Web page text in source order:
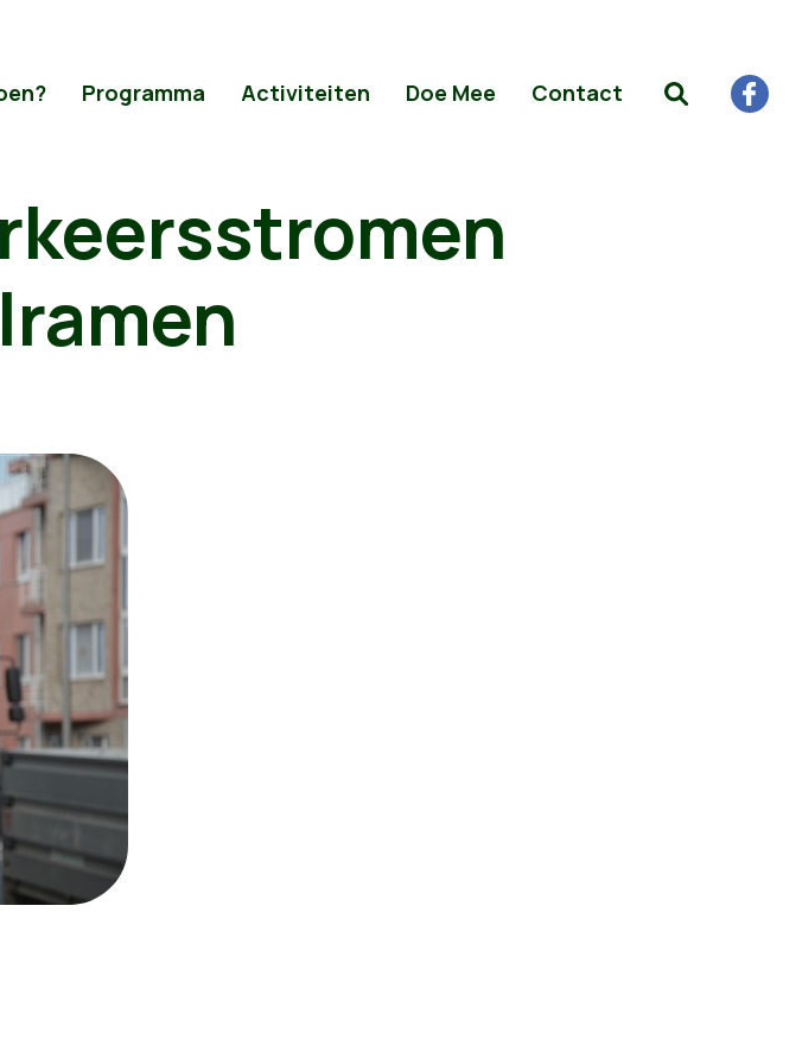
Programma Activiteiten Doe Mee Contact